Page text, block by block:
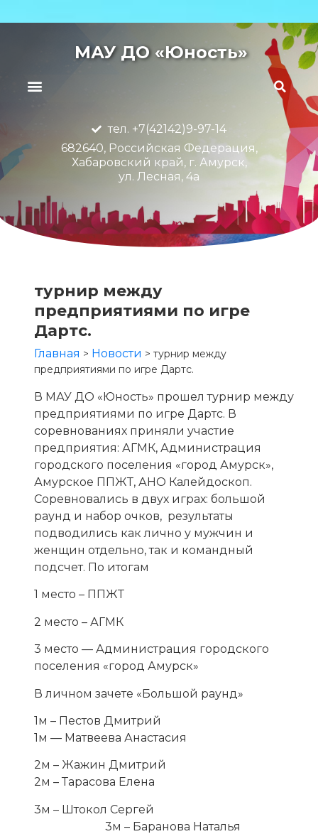
МАУ ДО «Юность»
тел. +7(42142)9-97-14
682640, Российская Федерация,
Хабаровский край, г. Амурск,
ул. Лесная, 4а
турнир между
предприятиями по игре
Дартс.
Главная > Новости > турнир между
предприятиями по игре Дартс.
В МАУ ДО «Юность» прошел турнир между
предприятиями по игре Дартс. В
соревнованиях приняли участие
предприятия: АГМК, Администрация
городского поселения «город Амурск»,
Амурское ППЖТ, АНО Калейдоскоп.
Соревновались в двух играх: большой
раунд и набор очков, результаты
подводились как лично у мужчин и
женщин отдельно, так и командный
подсчет. По итогам
1 место – ППЖТ
2 место – АГМК
3 место — Администрация городского
поселения «город Амурск»
В личном зачете «Большой раунд»
1м – Пестов Дмитрий
1м — Матвеева Анастасия
2м – Жажин Дмитрий
2м – Тарасова Елена
3м – Штокол Сергей
3м – Баранова Наталья